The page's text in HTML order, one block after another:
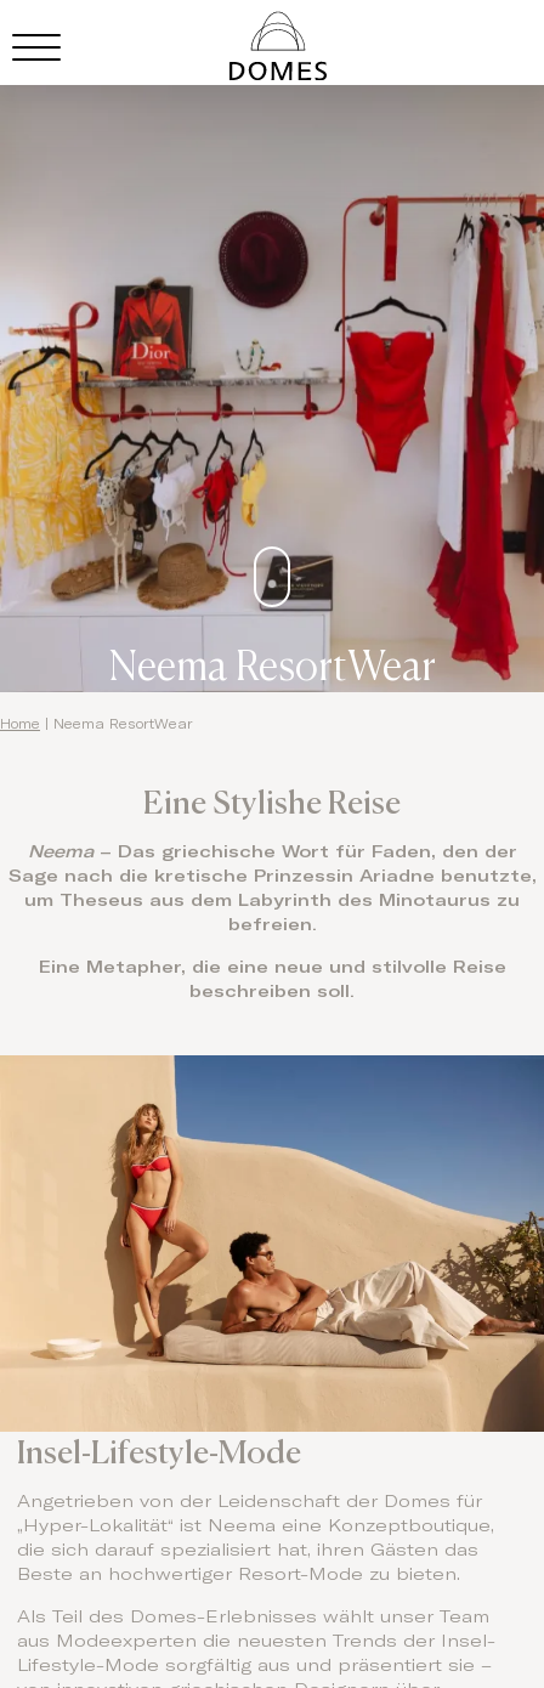
Neema ResortWear
Home Neema ResortWear
Eine Stylishe Reise
Neema– Das griechische Wort für Faden, den der
Sage nach die kretische Prinzessin Ariadne benutzte,
um Theseus aus dem Labyrinth des Minotaurus zu
befreien.
Eine Metapher, die eine neue und stilvolle Reise
beschreiben soll.
Insel-Lifestyle-Mode
Angetrieben von der Leidenschaft der Domes für
„Hyper-Lokalität“ ist Neema eine Konzeptboutique,
die sich darauf spezialisiert hat, ihren Gästen das
Beste an hochwertiger Resort-Mode zu bieten.
Als Teil des Domes-Erlebnisses wählt unser Team
aus Modeexperten die neuesten Trends der Insel-
Lifestyle-Mode sorgfältig aus und präsentiert sie –